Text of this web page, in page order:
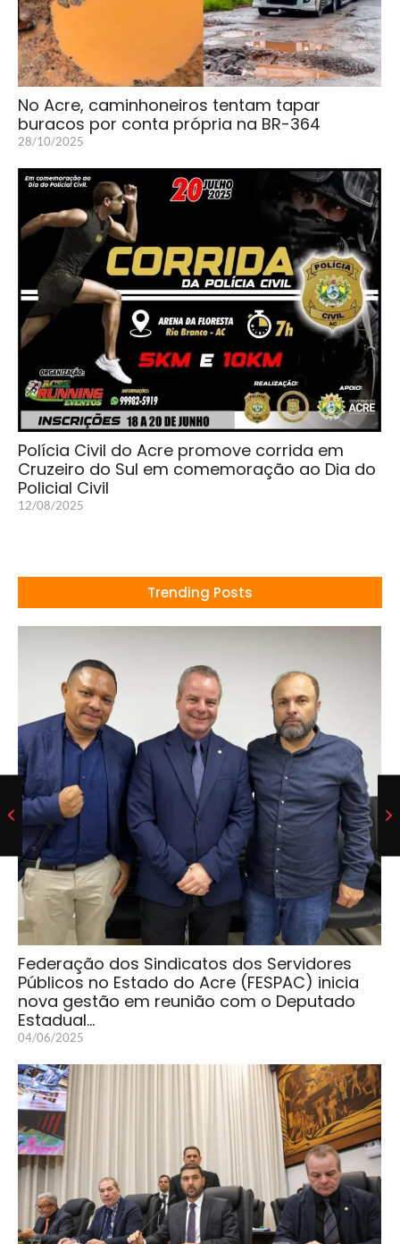
No Acre, caminhoneiros tentam tapar
buracos por conta própria na BR-364
28/10/2025
Polícia Civil do Acre promove corrida em
Cruzeiro do Sul em comemoração ao Dia do
Policial Civil
12/08/2025
Trending Posts
Federação dos Sindicatos dos Servidores
Públicos no Estado do Acre (FESPAC) inicia
nova gestão em reunião com o Deputado
Estadual…
04/06/2025